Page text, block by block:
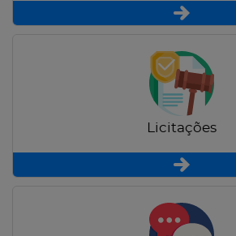
Licitações